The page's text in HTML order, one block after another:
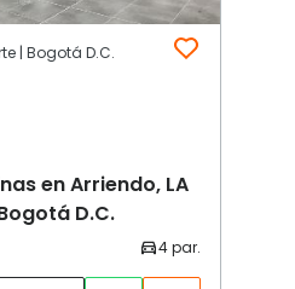
| Bogotá D.C.
en Arriendo, LA
D.C.